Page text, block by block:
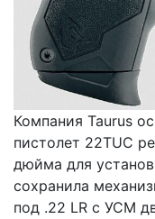
Компания Taurus
пистолет 22TUC
дюйма для
сохранила
под .22 LR с УСМ